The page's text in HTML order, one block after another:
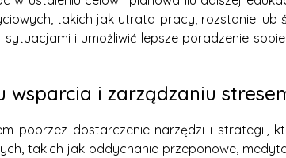
takich jak utrata pracy, rozstanie lub
i umożliwić lepsze poradzenie
i zarządzaniu
poprzez dostarczenie narzędzi i strategii,
takich jak oddychanie przeponowe,